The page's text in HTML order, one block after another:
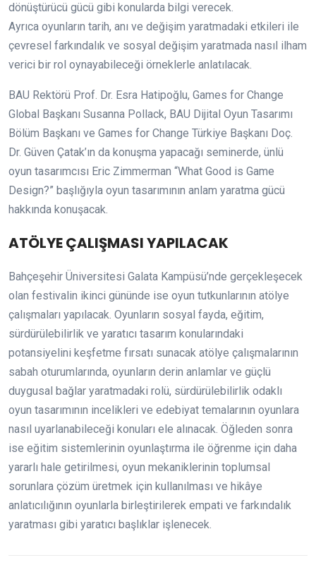
dönüştürücü gücü gibi konularda bilgi verecek.
Ayrıca oyunların tarih, anı ve değişim yaratmadaki etkileri ile
çevresel farkındalık ve sosyal değişim yaratmada nasıl ilham
verici bir rol oynayabileceği örneklerle anlatılacak.
BAU Rektörü Prof. Dr. Esra Hatipoğlu, Games for Change
Global Başkanı Susanna Pollack, BAU Dijital Oyun Tasarımı
Bölüm Başkanı ve Games for Change Türkiye Başkanı Doç.
Dr. Güven Çatak’ın da konuşma yapacağı seminerde, ünlü
oyun tasarımcısı Eric Zimmerman “What Good is Game
Design?” başlığıyla oyun tasarımının anlam yaratma gücü
hakkında konuşacak.
ATÖLYE ÇALIŞMASI YAPILACAK
Bahçeşehir Üniversitesi Galata Kampüsü’nde gerçekleşecek
olan festivalin ikinci gününde ise oyun tutkunlarının atölye
çalışmaları yapılacak. Oyunların sosyal fayda, eğitim,
sürdürülebilirlik ve yaratıcı tasarım konularındaki
potansiyelini keşfetme fırsatı sunacak atölye çalışmalarının
sabah oturumlarında, oyunların derin anlamlar ve güçlü
duygusal bağlar yaratmadaki rolü, sürdürülebilirlik odaklı
oyun tasarımının incelikleri ve edebiyat temalarının oyunlara
nasıl uyarlanabileceği konuları ele alınacak. Öğleden sonra
ise eğitim sistemlerinin oyunlaştırma ile öğrenme için daha
yararlı hale getirilmesi, oyun mekaniklerinin toplumsal
sorunlara çözüm üretmek için kullanılması ve hikâye
anlatıcılığının oyunlarla birleştirilerek empati ve farkındalık
yaratması gibi yaratıcı başlıklar işlenecek.